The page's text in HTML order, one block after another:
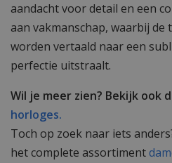
aandacht voor detail en een
aan vakmanschap, waarbij de
worden vertaald naar een
perfectie uitstraalt.
Wil je meer zien? Bekijk ook
horloges.
Toch op zoek naar iets
het complete assortiment